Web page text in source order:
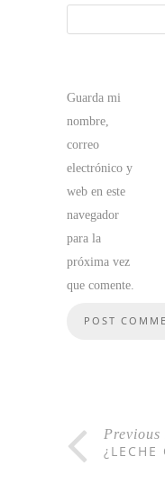
Guarda mi
nombre,
correo
electrónico y
web en este
navegador
para la
próxima vez
que comente.
Previous
¿LECHE